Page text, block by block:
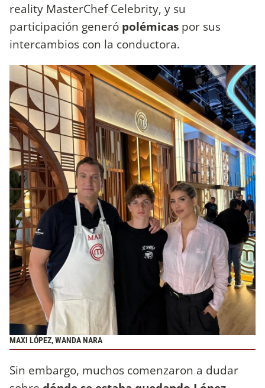
reality MasterChef Celebrity, y su
participación generó polémicas por sus
intercambios con la conductora.
MAXI LÓPEZ, WANDA NARA
Sin embargo, muchos comenzaron a dudar